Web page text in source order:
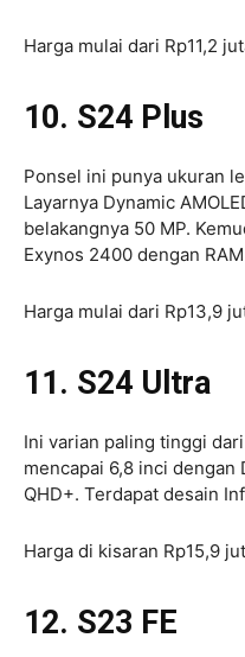
Harga mulai dari Rp11,2
10. S24 Plus
Ponsel ini punya ukuran
Layarnya Dynamic
belakangnya 50 MP.
Exynos 2400 dengan RAM
Harga mulai dari Rp13,9
11. S24 Ultra
Ini varian paling tinggi
mencapai 6,8 inci dengan
QHD+. Terdapat desain
Harga di kisaran Rp15,9
12. S23 FE